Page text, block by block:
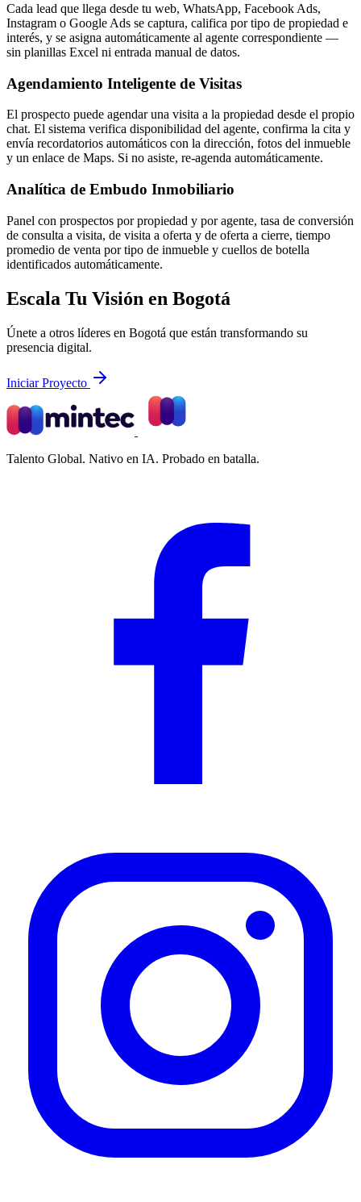
Cada lead que llega desde tu web, WhatsApp, Facebook Ads,
Instagram o Google Ads se captura, califica por tipo de propiedad e
interés, y se asigna automáticamente al agente correspondiente —
sin planillas Excel ni entrada manual de datos.
Agendamiento Inteligente de Visitas
El prospecto puede agendar una visita a la propiedad desde el propio
chat. El sistema verifica disponibilidad del agente, confirma la cita y
envía recordatorios automáticos con la dirección, fotos del inmueble
y un enlace de Maps. Si no asiste, re-agenda automáticamente.
Analítica de Embudo Inmobiliario
Panel con prospectos por propiedad y por agente, tasa de conversión
de consulta a visita, de visita a oferta y de oferta a cierre, tiempo
promedio de venta por tipo de inmueble y cuellos de botella
identificados automáticamente.
Escala Tu Visión en Bogotá
Únete a otros líderes en Bogotá que están transformando su
presencia digital.
Iniciar Proyecto
Talento Global. Nativo en IA. Probado en batalla.